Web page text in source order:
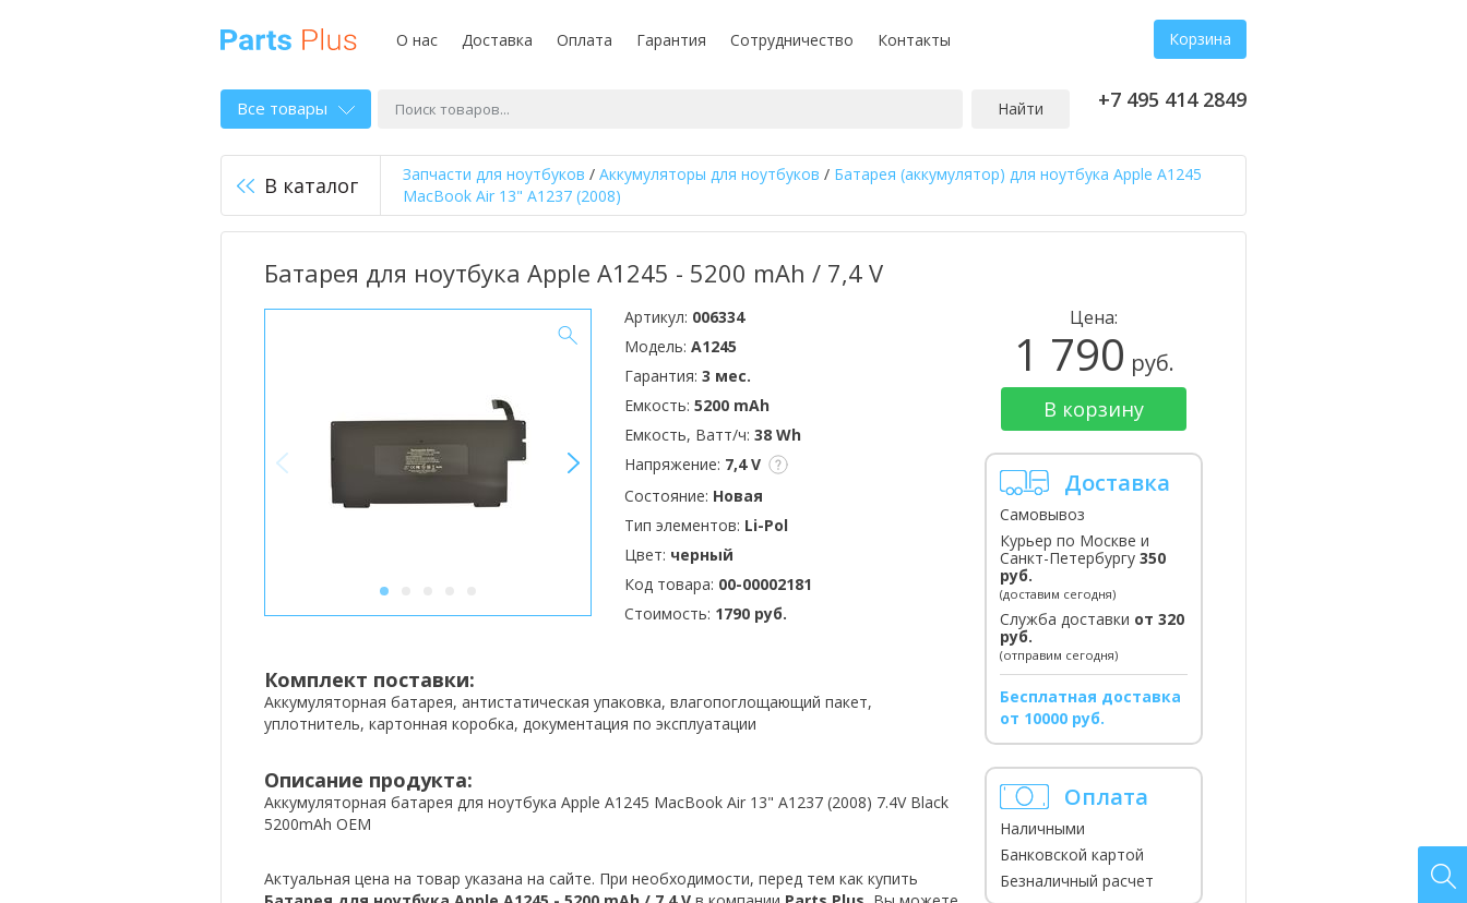
О нас Доставка Оплата Гарантия Сотрудничество Контакты Корзина
Все товары Найти +7 495 414 2849
В каталог Запчасти для ноутбуков / Аккумуляторы для ноутбуков / Батарея (аккумулятор) для ноутбука Apple A1245
MacBook Air 13" A1237 (2008)
Батарея для ноутбука Apple A1245 - 5200 mAh / 7,4 V
1
Артикул: 006334
Модель: A1245
Гарантия: 3 мес.
Емкость: 5200 mAh
Емкость, Ватт/ч: 38 Wh
Напряжение: 7,4 V
Состояние: Новая
Тип элементов: Li-Pol
Цвет: черный
Код товара: 00-00002181
Стоимость: 1790 руб.
Комплект поставки:
Аккумуляторная батарея, антистатическая упаковка, влагопоглощающий пакет,
уплотнитель, картонная коробка, документация по эксплуатации
Описание продукта:
Аккумуляторная батарея для ноутбука Apple A1245 MacBook Air 13" A1237 (2008) 7.4V Black
5200mAh OEM
Актуальная цена на товар указана на сайте. При необходимости, перед тем как купить
Цена:
1 790 руб.
В корзину
Доставка
Самовывоз
Курьер по Москве и
Санкт-Петербургу 350
руб.
(доставим сегодня)
Служба доставки от 320
руб.
(отправим сегодня)
Бесплатная доставка
от 10000 руб.
Оплата
Наличными
Банковской картой
Безналичный расчет